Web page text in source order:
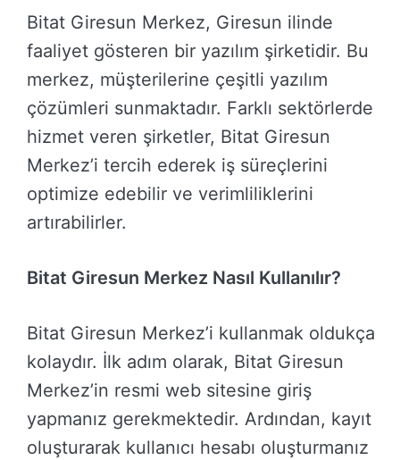
Bitat Giresun Merkez, Giresun ilinde
faaliyet gösteren bir yazılım şirketidir. Bu
merkez, müşterilerine çeşitli yazılım
çözümleri sunmaktadır. Farklı sektörlerde
hizmet veren şirketler, Bitat Giresun
Merkez’i tercih ederek iş süreçlerini
optimize edebilir ve verimliliklerini
artırabilirler.
Bitat Giresun Merkez Nasıl Kullanılır?
Bitat Giresun Merkez’i kullanmak oldukça
kolaydır. İlk adım olarak, Bitat Giresun
Merkez’in resmi web sitesine giriş
yapmanız gerekmektedir. Ardından, kayıt
oluşturarak kullanıcı hesabı oluşturmanız